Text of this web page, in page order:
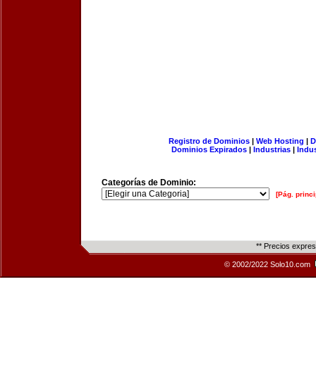
Registro de Dominios| Web Hosting |
Dominios Expirados | Industrias |
Categorías de Dominio:
[Pág.
** Precios
© 2002/2022 Solo10.com